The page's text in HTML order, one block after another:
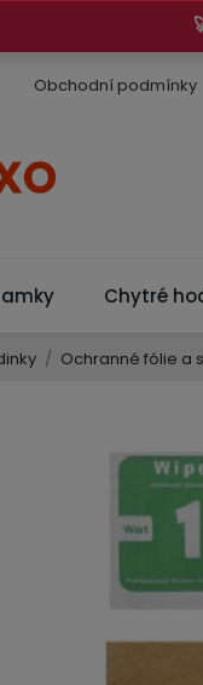
Obchodní podmínky
Chytré
/ Ochranné fólie a